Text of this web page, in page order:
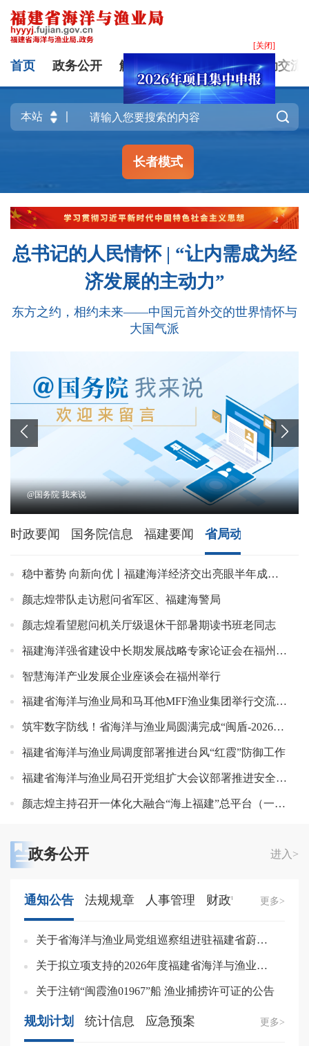
首页 政务公开 解读回应 办事服务 互动交流

长者模式
总书记的人民情怀 | “让内需成为经
济发展的主动力”
东方之约，相约未来——中国元首外交的世界情怀与
大国气派
 
@国务院 我来说
时政要闻 国务院信息 福建要闻 省局动态
稳中蓄势 向新向优丨福建海洋经济交出亮眼半年成绩单
颜志煌带队走访慰问省军区、福建海警局
颜志煌看望慰问机关厅级退休干部暑期读书班老同志
福建海洋强省建设中长期发展战略专家论证会在福州召开
智慧海洋产业发展企业座谈会在福州举行
福建省海洋与渔业局和马耳他MFF渔业集团举行交流座谈
筑牢数字防线！省海洋与渔业局圆满完成“闽盾-2026”网络安全应急演练
福建省海洋与渔业局调度部署推进台风“红霞”防御工作
福建省海洋与渔业局召开党组扩大会议部署推进安全生产隐患大排查大整治
颜志煌主持召开一体化大融合“海上福建”总平台（一期）项目建设调度会
政务公开 进入>
通知公告 法规规章 人事管理 财政管理 更多>
关于省海洋与渔业局党组巡察组进驻福建省蔚蓝海洋集团巡察的公告
关于拟立项支持的2026年度福建省海洋与渔业重点研发计划项目的公示
关于注销“闽霞渔01967”船 渔业捕捞许可证的公告
规划计划 统计信息 应急预案 更多>